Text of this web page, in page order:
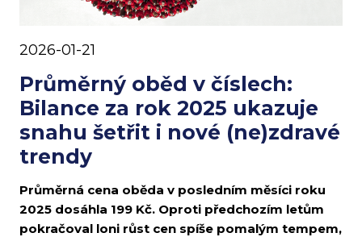
2026-01-21
Průměrný oběd v číslech:
Bilance za rok 2025 ukazuje
snahu šetřit i nové (ne)zdravé
trendy
Průměrná cena oběda v posledním měsíci roku
2025 dosáhla 199 Kč. Oproti předchozím letům
pokračoval loni růst cen spíše pomalým tempem,